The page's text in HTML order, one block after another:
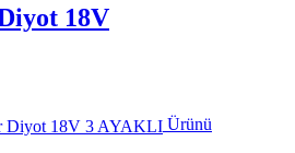
18V
Ürünü